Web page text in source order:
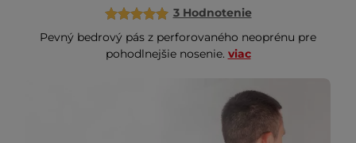
3 Hodnotenie
Pevný bedrový pás z perforovaného neoprénu pre
pohodlnejšie nosenie. viac